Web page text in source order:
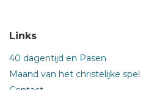
Links
40 dagentijd en Pasen
Maand van het christelijke spel